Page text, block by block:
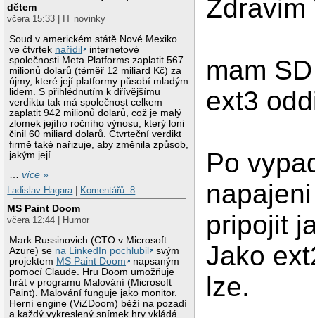
dětem
včera 15:33 | IT novinky
Soud v americkém státě Nové Mexiko
ve čtvrtek nařídil
internetové
společnosti Meta Platforms zaplatit 567
milionů dolarů (téměř 12 miliard Kč) za
újmy, které její platformy působí mladým
lidem. S přihlédnutím k dřívějšímu
verdiktu tak má společnost celkem
zaplatit 942 milionů dolarů, což je malý
zlomek jejího ročního výnosu, který loni
činil 60 miliard dolarů. Čtvrteční verdikt
firmě také nařizuje, aby změnila způsob,
jakým její
…více »
Ladislav Hagara
Komentářů: 8
MS Paint Doom
včera 12:44 | Humor
Mark Russinovich (CTO v Microsoft
Azure) se na LinkedIn pochlubil
svým
projektem MS Paint Doom
napsaným
pomocí Claude. Hru Doom umožňuje
hrát v programu Malování (Microsoft
Paint). Malování funguje jako monitor.
Herní engine (ViZDoom) běží na pozadí
a každý vykreslený snímek hry vkládá
Zdravim
mam
ext3
Po
pripojit
Jako
lze.